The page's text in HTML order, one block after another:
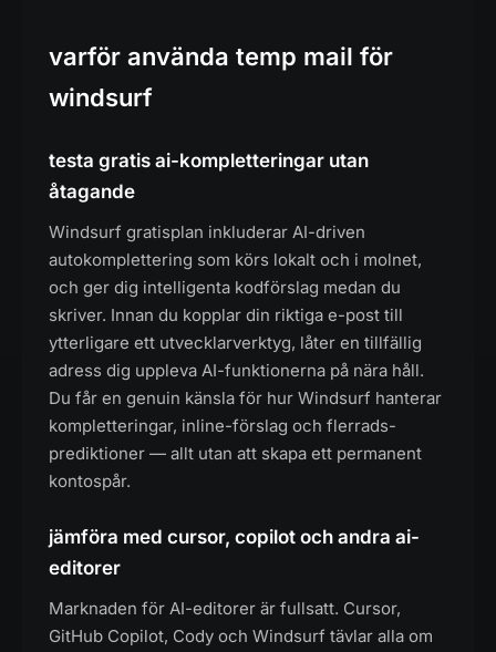
varför använda temp mail för
windsurf
testa gratis ai-kompletteringar utan
åtagande
Windsurf gratisplan inkluderar AI-driven
autokomplettering som körs lokalt och i molnet,
och ger dig intelligenta kodförslag medan du
skriver. Innan du kopplar din riktiga e-post till
ytterligare ett utvecklarverktyg, låter en tillfällig
adress dig uppleva AI-funktionerna på nära håll.
Du får en genuin känsla för hur Windsurf hanterar
kompletteringar, inline-förslag och flerrads-
prediktioner — allt utan att skapa ett permanent
kontospår.
jämföra med cursor, copilot och andra ai-
editorer
Marknaden för AI-editorer är fullsatt. Cursor,
GitHub Copilot, Cody och Windsurf tävlar alla om